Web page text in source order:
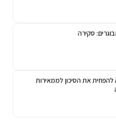
את הסיכון לממאירות